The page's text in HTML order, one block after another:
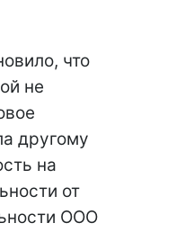
что
не
другому
на
от
ООО